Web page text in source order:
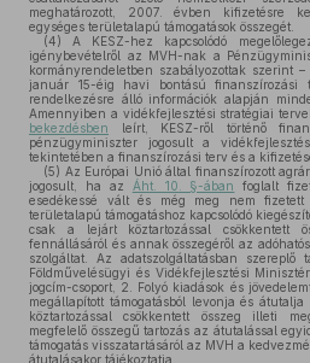
meghatározott, 2007. évben kifizetésre
egységes területalapú támogatások összegét.
(4) A KESZ-hez kapcsolódó
igénybevételről az MVH-nak a
kormányrendeletben szabályozottak szerint
január 15-éig havi bontású
rendelkezésre álló információk alapján
Amennyiben a vidékfejlesztési stratégiai
bekezdésben leírt, KESZ-ről történő
pénzügyminiszter jogosult a
tekintetében a finanszírozási terv és a
(5) Az Európai Unió által finanszírozott
jogosult, ha az
Áht. 10. §-ában
foglalt
esedékessé vált és még meg nem fizetett
területalapú támogatáshoz kapcsolódó
csak a lejárt köztartozással csökkentett
fennállásáról és annak összegéről az
szolgáltat. Az adatszolgáltatásban szereplő
Földművelésügyi és Vidékfejlesztési
jogcím-csoport, 2. Folyó kiadások és
megállapított támogatásból levonja és
köztartozással csökkentett összeg illeti
megfelelő összegű tartozás az átutalással
támogatás visszatartásáról az MVH a
átutalásakor tájékoztatja.